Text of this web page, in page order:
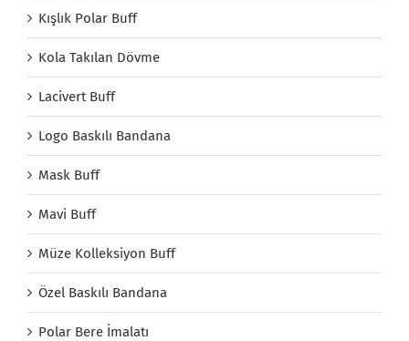
Kışlık Polar Buff
Kola Takılan Dövme
Lacivert Buff
Logo Baskılı Bandana
Mask Buff
Mavi Buff
Müze Kolleksiyon Buff
Özel Baskılı Bandana
Polar Bere İmalatı